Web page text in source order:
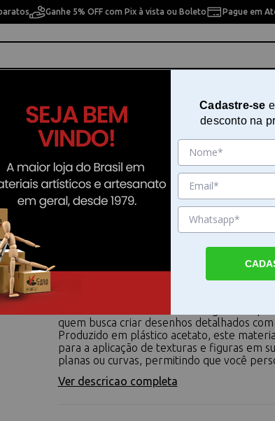
Ganhe 5% OFF com Pix à vista ou Boleto Pague em
Pintura
OPA - 988 - Gata
Stencil De Acetato Para Pintura
OPA - 988 - Gata
Stencil De Acetato Para Pintura 14x14 cm
quem busca criar desenhos detalhados
Produzido em plástico acetato, este
para a aplicação de texturas e figuras em
planas ou curvas, permitindo que você
Ver descricao completa
Cadastre-se
desconto na